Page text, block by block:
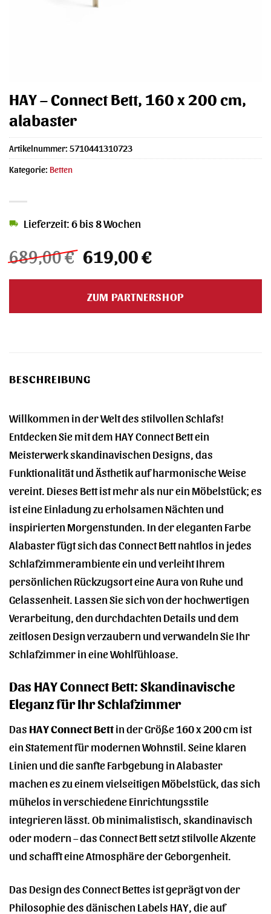
HAY – Connect Bett, 160 x 200 cm,
alabaster
689,00€ Ursprünglicher
Preis
war:
689,00 €
619,00€Aktueller
ist:
619,00 €.
Lieferzeit: 6 bis 8 Wochen
ZUM PARTNERSHOP
Artikelnummer: 5710441310723
Kategorie: Betten
BESCHREIBUNG
Willkommen in der Welt des stilvollen Schlafs!
Entdecken Sie mit dem HAY Connect Bett ein
Meisterwerk skandinavischen Designs, das
Funktionalität und Ästhetik auf harmonische Weise
vereint. Dieses Bett ist mehr als nur ein Möbelstück; es
ist eine Einladung zu erholsamen Nächten und
inspirierten Morgenstunden. In der eleganten Farbe
Alabaster fügt sich das Connect Bett nahtlos in jedes
Schlafzimmerambiente ein und verleiht Ihrem
persönlichen Rückzugsort eine Aura von Ruhe und
Gelassenheit. Lassen Sie sich von der hochwertigen
Verarbeitung, den durchdachten Details und dem
zeitlosen Design verzaubern und verwandeln Sie Ihr
Schlafzimmer in eine Wohlfühloase.
Das HAY Connect Bett: Skandinavische
Eleganz für Ihr Schlafzimmer
Das HAY Connect Bettin der Größe 160 x 200 cm ist
ein Statement für modernen Wohnstil. Seine klaren
Linien und die sanfte Farbgebung in Alabaster
machen es zu einem vielseitigen Möbelstück, das sich
mühelos in verschiedene Einrichtungsstile
integrieren lässt. Ob minimalistisch, skandinavisch
oder modern – das Connect Bett setzt stilvolle Akzente
und schafft eine Atmosphäre der Geborgenheit.
Das Design des Connect Bettes ist geprägt von der
Philosophie des dänischen Labels HAY, die auf